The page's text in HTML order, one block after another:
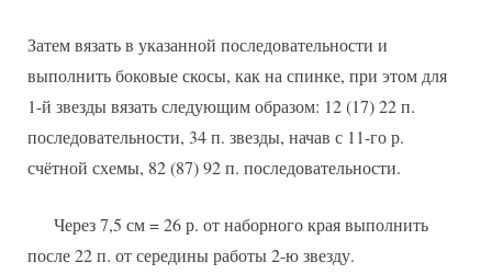
Затем вязать в указанной последовательности и
выполнить боковые скосы, как на спинке, при этом для
1-й звезды вязать следующим образом: 12 (17) 22 п.
последовательности, 34 п. звезды, начав с 11-го р.
счётной схемы, 82 (87) 92 п. последовательности.
Через 7,5 см = 26 р. от наборного края выполнить
после 22 п. от середины работы 2-ю звезду.